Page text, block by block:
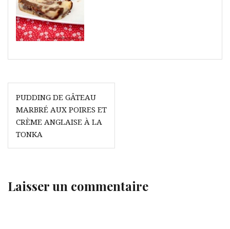
Navigation
de
l’article
PUDDING DE GÂTEAU
MARBRÉ AUX POIRES ET
CRÈME ANGLAISE À LA
TONKA
Laisser un commentaire